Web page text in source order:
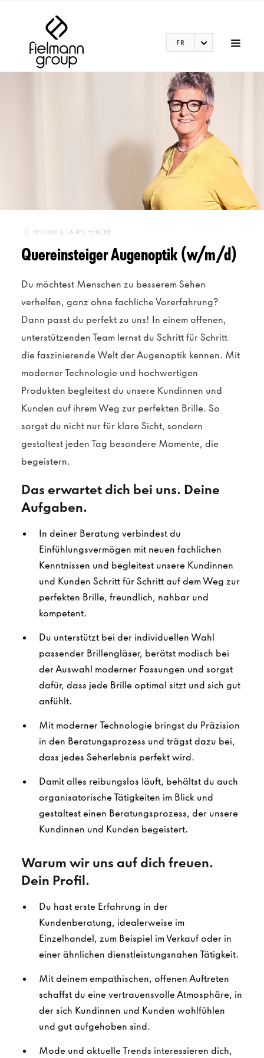
FR
RETOUR À LA RECHERCHE
Quereinsteiger Augenoptik (w/m/d)
Du möchtest Menschen zu besserem Sehen
verhelfen, ganz ohne fachliche Vorerfahrung?
Dann passt du perfekt zu uns! In einem offenen,
unterstützenden Team lernst du Schritt für Schritt
die faszinierende Welt der Augenoptik kennen. Mit
moderner Technologie und hochwertigen
Produkten begleitest du unsere Kundinnen und
Kunden auf ihrem Weg zur perfekten Brille. So
sorgst du nicht nur für klare Sicht, sondern
gestaltest jeden Tag besondere Momente, die
begeistern.
Das erwartet dich bei uns. Deine
Aufgaben.
In deiner Beratung verbindest du
Einfühlungsvermögen mit neuen fachlichen
Kenntnissen und begleitest unsere Kundinnen
und Kunden Schritt für Schritt auf dem Weg zur
perfekten Brille, freundlich, nahbar und
kompetent.
Du unterstützt bei der individuellen Wahl
passender Brillengläser, berätst modisch bei
der Auswahl moderner Fassungen und sorgst
dafür, dass jede Brille optimal sitzt und sich gut
anfühlt.
Mit moderner Technologie bringst du Präzision
in den Beratungsprozess und trägst dazu bei,
dass jedes Seherlebnis perfekt wird.
Damit alles reibungslos läuft, behältst du auch
organisatorische Tätigkeiten im Blick und
gestaltest einen Beratungsprozess, der unsere
Kundinnen und Kunden begeistert.
Warum wir uns auf dich freuen.
Dein Profil.
Du hast erste Erfahrung in der
Kundenberatung, idealerweise im
Einzelhandel, zum Beispiel im Verkauf oder in
einer ähnlichen dienstleistungsnahen Tätigkeit.
Mit deinem empathischen, offenen Auftreten
schaffst du eine vertrauensvolle Atmosphäre, in
der sich Kundinnen und Kunden wohlfühlen
und gut aufgehoben sind.
Mode und aktuelle Trends interessieren dich,